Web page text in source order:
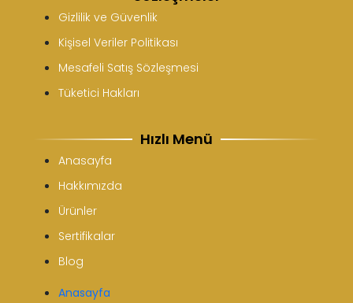
Gizlilik ve Güvenlik
Kişisel Veriler Politikası
Mesafeli Satış Sözleşmesi
Tüketici Hakları
Hızlı Menü
Anasayfa
Hakkımızda
Ürünler
Sertifikalar
Blog
Anasayfa